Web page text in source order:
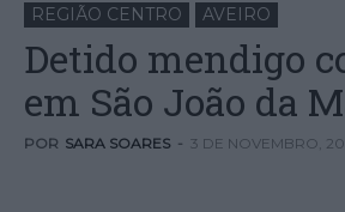
REGIÃO CENTRO AVEIRO
Detido mendigo
em São João da
POR SARA SOARES - 3 DE NOVEMBRO,